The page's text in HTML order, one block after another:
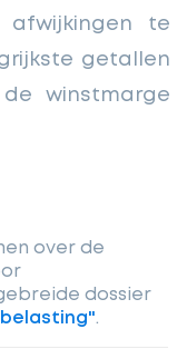
te
getallen
winstmarge
over de
dossier
.